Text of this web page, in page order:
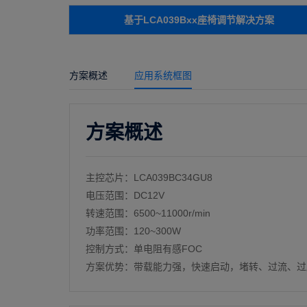
基于LCA039Bxx座椅调节解决方案
方案概述 应用系统框图
方案概述
主控芯片：LCA039BC34GU8
电压范围：DC12V
转速范围：6500~11000r/min
功率范围：120~300W
控制方式：单电阻有感FOC
方案优势：带载能力强，快速启动，堵转、过流、过